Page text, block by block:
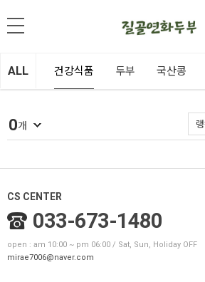
ALL 건강식품 두부 국산콩
0개
CS CENTER
033-673-1480
open : am 10:00 ~ pm 06:00 / Sat, Sun, Holiday OFF
mirae7006@naver.com